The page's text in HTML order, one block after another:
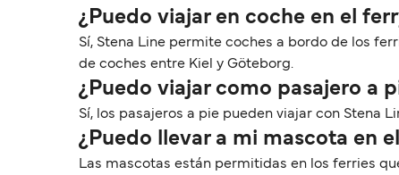
¿Puedo viajar en coche en el
Sí, Stena Line permite coches a bordo de los
de coches entre Kiel y Göteborg.
¿Puedo viajar como pasajero a
Sí, los pasajeros a pie pueden viajar con Stena
¿Puedo llevar a mi mascota en
Las mascotas están permitidas en los ferries